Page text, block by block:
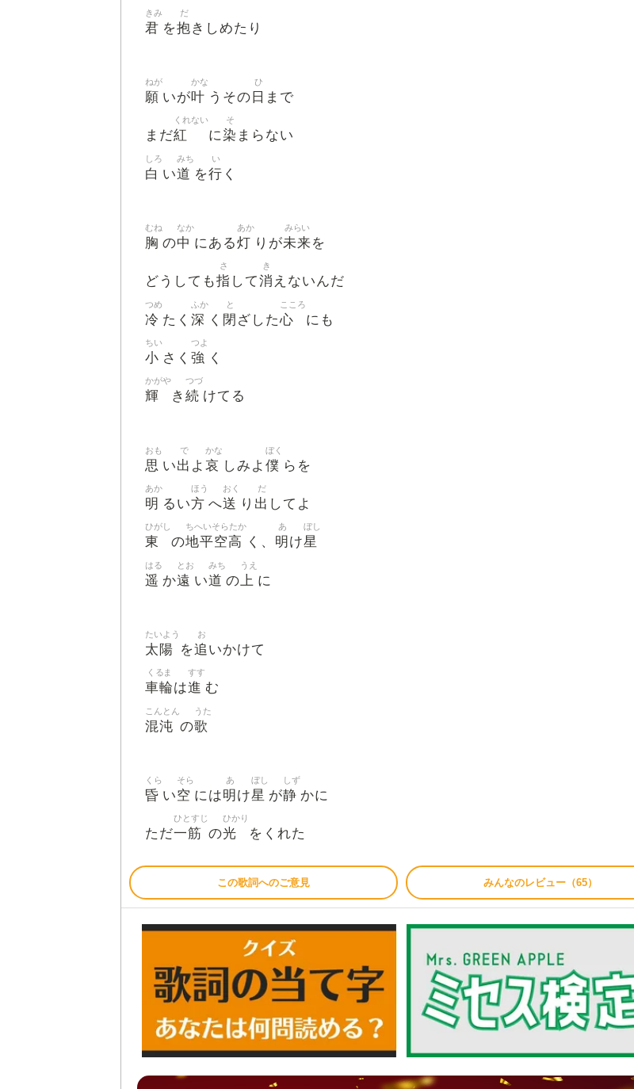
君
きみ
を抱
だ
きしめたり
願
ねが
いが叶
かな
うその 日
ひ
まで
まだ紅
くれない
に染
そ
まらない
白
しろ
い道
みち
を行
い
く
胸
むね
の中
なか
にある灯
あか
りが未来
みらい
を
どうしても指
さ
して消
き
えないんだ
冷
つめ
たく 深
ふか
く 閉
と
ざした心
こころ
にも
小
ちい
さく 強
つよ
く
輝
かがや
き 続
つづ
けてる
思
おも
い出
で
よ 哀
かな
しみよ 僕
ぼく
らを
明
あか
るい方
ほう
へ送
おく
り 出
だ
してよ
東
ひがし
の地平空高
ちへいそらたか
く、 明
あ
け星
ぼし
遥
はる
か遠
とお
い道
みち
の 上
うえ
に
太陽
たいよう
を追
お
いかけて
車輪
くるま
は進
すす
む
混沌
こんとん
の歌
うた
昏
くら
い空
そら
には明
あ
け星
ぼし
が静
しず
かに
ただ一筋
ひとすじ
の光
ひかり
をくれた
この歌詞へのご意見 みんなのレビュー（65）